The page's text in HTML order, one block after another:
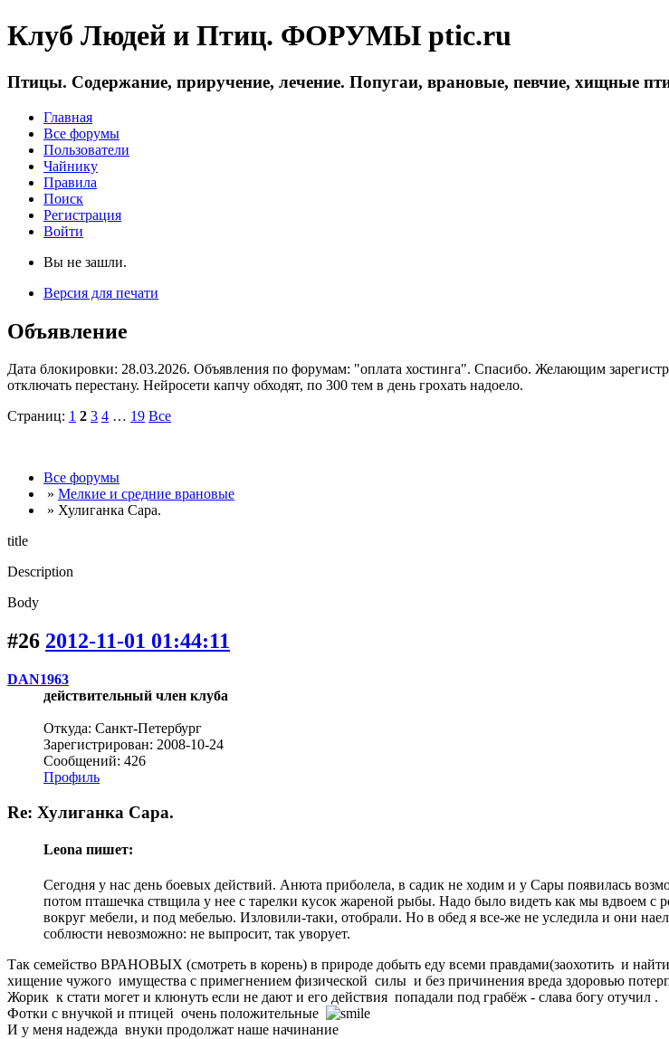
Клуб Людей и Птиц. ФОРУМЫ ptic.ru
Птицы. Содержание, приручение, лечение. Попугаи, врановые, певчие, хищные
Главная
Все форумы
Пользователи
Чайнику
Правила
Поиск
Регистрация
Войти
Вы не зашли.
Версия для печати
Объявление
Дата блокировки: 28.03.2026. Объявления по форумам: "оплата хостинга". Спасибо. Желающим
отключать перестану. Нейросети капчу обходят, по 300 тем в день грохать надоело.
Страниц: 1 2 3 4 … 19 Все
Все форумы
» Мелкие и средние врановые
» Хулиганка Сара.
title
Description
Body
#26 2012-11-01 01:44:11
DAN1963
действительный член клуба
Откуда: Санкт-Петербург
Зарегистрирован: 2008-10-24
Сообщений: 426
Профиль
Re: Хулиганка Сара.
Leona пишет:
Сегодня у нас день боевых действий. Анюта приболела, в садик не ходим и у Сары появилась
потом пташечка ствщила у нее с тарелки кусок жареной рыбы. Надо было видеть как мы вдвоем с
вокруг мебели, и под мебелью. Изловили-таки, отобрали. Но в обед я все-же не уследила и они
соблюсти невозможно: не выпросит, так уворует.
Так семейство ВРАНОВЫХ (смотреть в корень) в природе добыть еду всеми правдами(заохотить и
хищение чужого имущества с примегнением физической силы и без причинения вреда здоровью
Жорик к стати могет и клюнуть если не дают и его действия попадали под грабёж - слава богу отучил .
Фотки с внучкой и птицей очень положительные
И у меня надежда внуки продолжат наше начинание